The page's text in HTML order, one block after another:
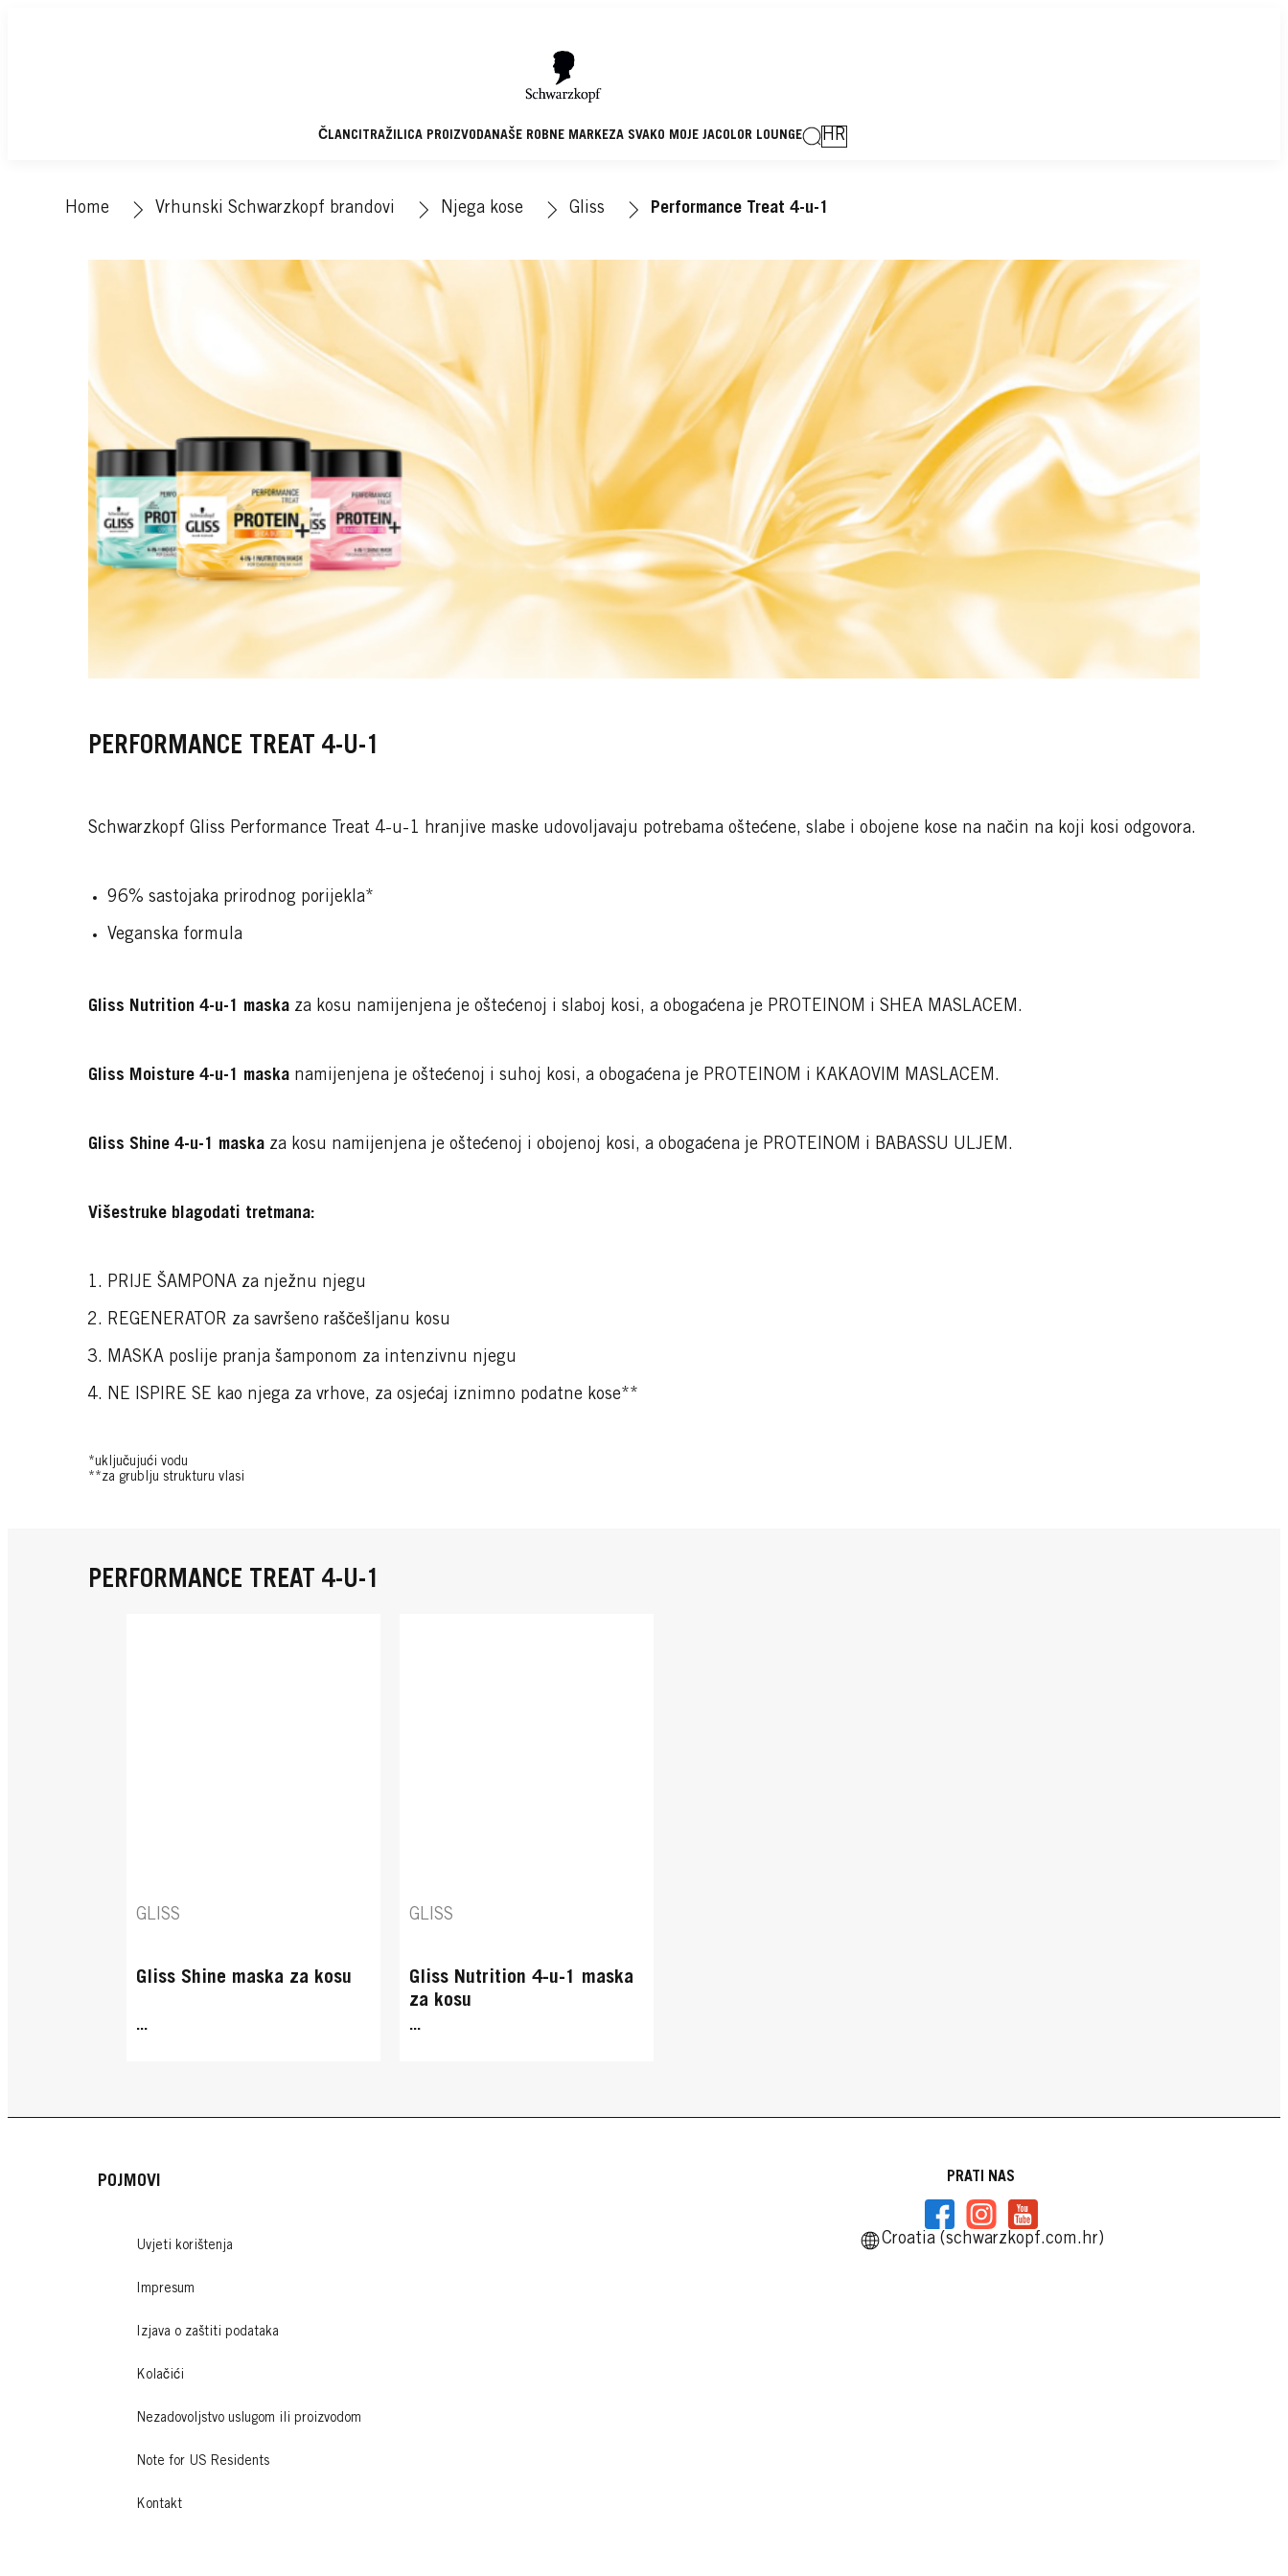
ČLANCI TRAŽILICA PROIZVODANAŠE ROBNE MARKEZA SVAKO MOJE JACOLOR LOUNGE HR
Home Vrhunski Schwarzkopf brandovi Njega kose Gliss Performance Treat 4-u-1
PERFORMANCE TREAT 4-U-1
Schwarzkopf Gliss Performance Treat 4-u-1 hranjive maske udovoljavaju potrebama oštećene, slabe i obojene kose na način na koji kosi odgovora.
96% sastojaka prirodnog porijekla*
Veganska formula
Gliss Nutrition 4-u-1 maska za kosu namijenjena je oštećenoj i slaboj kosi, a obogaćena je PROTEINOM i SHEA MASLACEM.
Gliss Moisture 4-u-1 maska namijenjena je oštećenoj i suhoj kosi, a obogaćena je PROTEINOM i KAKAOVIM MASLACEM.
Gliss Shine 4-u-1 maska za kosu namijenjena je oštećenoj i obojenoj kosi, a obogaćena je PROTEINOM i BABASSU ULJEM.
Višestruke blagodati tretmana:
PRIJE ŠAMPONA za nježnu njegu
REGENERATOR za savršeno raščešljanu kosu
MASKA poslije pranja šamponom za intenzivnu njegu
NE ISPIRE SE kao njega za vrhove, za osjećaj iznimno podatne kose**
*uključujući vodu
**za grublju strukturu vlasi
PERFORMANCE TREAT 4-U-1
GLISS
Gliss Shine maska za kosu
...
GLISS
Gliss Nutrition 4-u-1 maska
za kosu
...
POJMOVI
Uvjeti korištenja
Impresum
Izjava o zaštiti podataka
Kolačići
Nezadovoljstvo uslugom ili proizvodom
Note for US Residents
Kontakt
PRATI NAS
Croatia (schwarzkopf.com.hr)